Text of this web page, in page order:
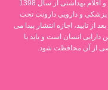
ای، مکمل‌های تغذیه‌ای، فرآورده‌های سلامت‌محور و اقلام بهداشتی از سال 1398
و دارویی دارونت تحت
از تایید، اجازه انتشار پیدا می
دارایی انسان است و باید با
از آن محافظت شود.